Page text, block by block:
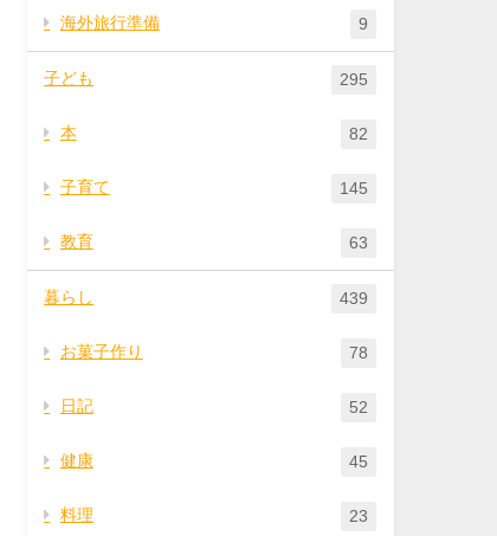
海外旅行準備 9
子ども 295
本 82
子育て 145
教育 63
暮らし 439
お菓子作り 78
日記 52
健康 45
料理 23